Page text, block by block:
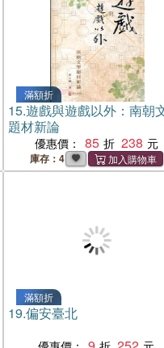
滿額折
15.遊戲與遊戲以外：南朝
題材新論
優惠價： 85 238
庫存：4
滿額折
19.偏安臺北